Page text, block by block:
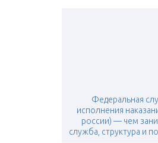
Федеральная
исполнения
россии) — чем
служба, структура и